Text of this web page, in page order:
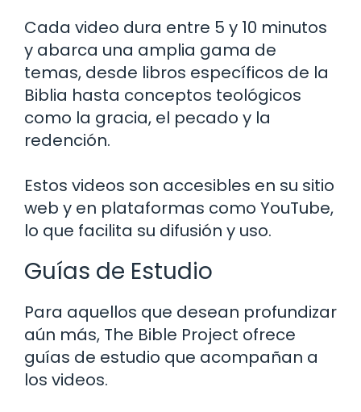
Cada video dura entre 5 y 10 minutos
y abarca una amplia gama de
temas, desde libros específicos de la
Biblia hasta conceptos teológicos
como la gracia, el pecado y la
redención.
Estos videos son accesibles en su sitio
web y en plataformas como YouTube,
lo que facilita su difusión y uso.
Guías de Estudio
Para aquellos que desean profundizar
aún más, The Bible Project ofrece
guías de estudio que acompañan a
los videos.